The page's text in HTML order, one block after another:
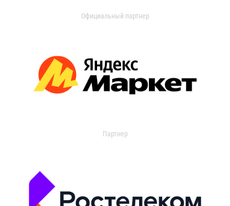
Официальный партнер
Партнер